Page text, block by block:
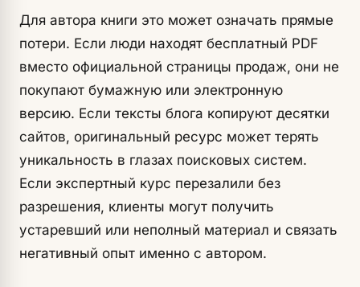
Для автора книги это может означать прямые
потери. Если люди находят бесплатный PDF
вместо официальной страницы продаж, они не
покупают бумажную или электронную
версию. Если тексты блога копируют десятки
сайтов, оригинальный ресурс может терять
уникальность в глазах поисковых систем.
Если экспертный курс перезалили без
разрешения, клиенты могут получить
устаревший или неполный материал и связать
негативный опыт именно с автором.